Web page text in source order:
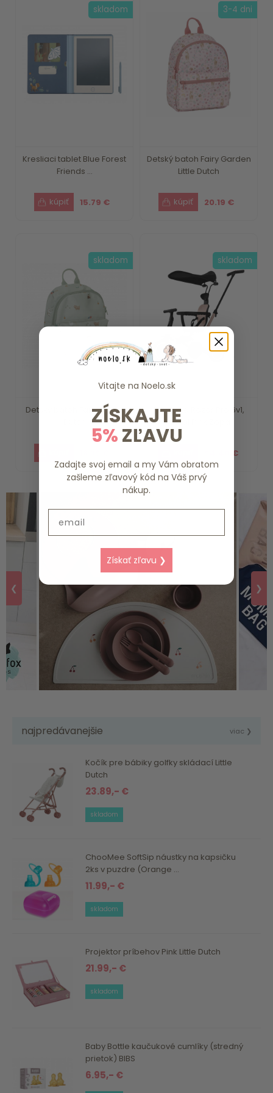
Kresliaci tablet Blue Forest
Friends ...
15.79 €
skladom
Detský batoh Fairy Garden
Little Dutch
20.19 €
3-4 dni
Detský batoh Farma Little
skladom
Trojkolka Razor Pro 6v1,
Coral Pink Zopa
94.40 €
skladom
❮ ❯
najpredávanejšie viac ❯
Kočík pre bábiky golfky skládací Little
Dutch
23.89,- €
skladom
ChooMee SoftSip náustky na kapsičku
2ks v puzdre (Orange ...
11.99,- €
skladom
Projektor príbehov Pink Little Dutch
21.99,- €
skladom
Baby Bottle kaučukové cumlíky (stredný
prietok) BIBS
6.95,- €
Vitajte na Noelo.sk
ZÍSKAJTE
5%ZĽAVU
Zadajte svoj email a my Vám obratom
zašleme zľavový kód na Váš prvý
nákup.
Získať zľavu ❯